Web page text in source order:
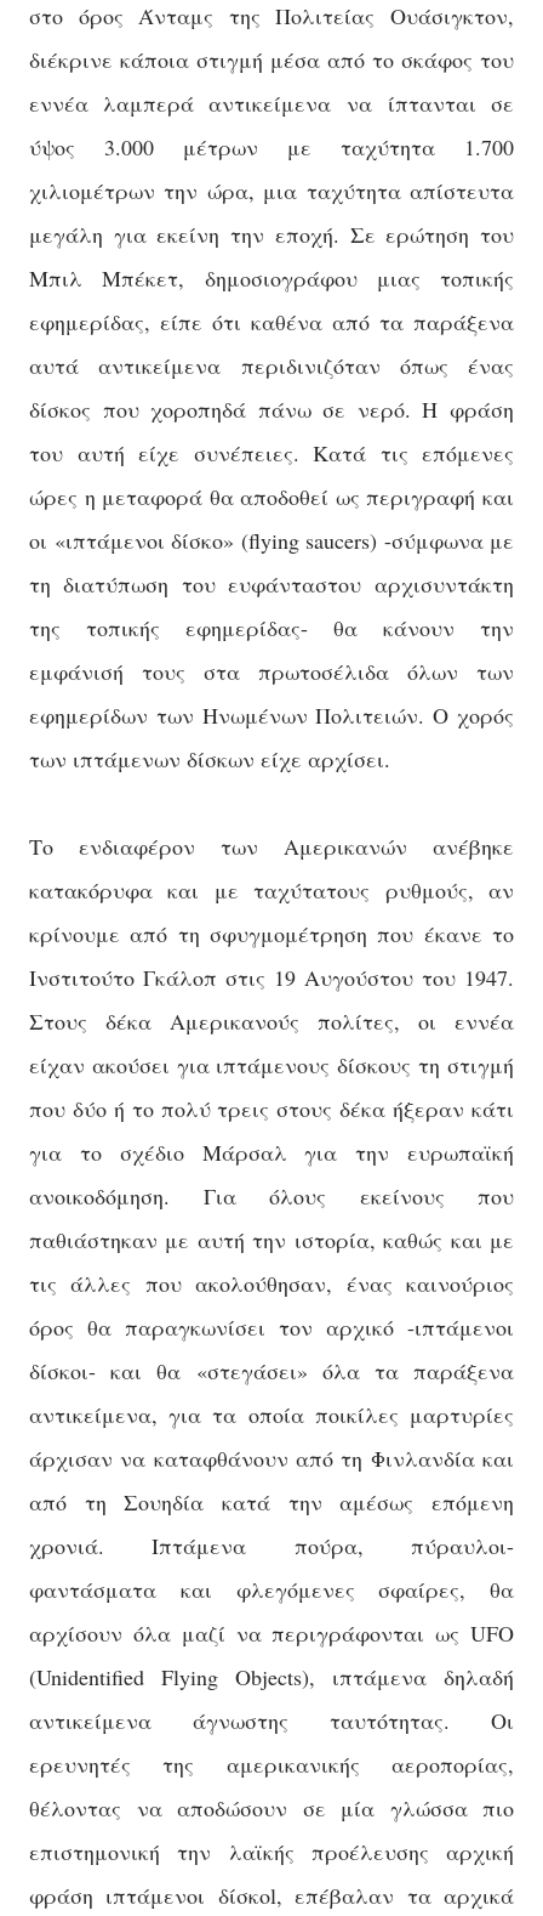
στο όρος Άνταμς της Πολιτείας Ουάσιγκτον,
διέκρινε κάποια στιγμή μέσα από το σκάφος του
εννέα λαμπερά αντικείμενα να ίπτανται σε
ύψος 3.000 μέτρων με ταχύτητα 1.700
χιλιομέτρων την ώρα, μια ταχύτητα απίστευτα
μεγάλη για εκείνη την εποχή. Σε ερώτηση του
Μπιλ Μπέκετ, δημοσιογράφου μιας τοπικής
εφημερίδας, είπε ότι καθένα από τα παράξενα
αυτά αντικείμενα περιδινιζόταν όπως ένας
δίσκος που χοροπηδά πάνω σε νερό. Η φράση
του αυτή είχε συνέπειες. Κατά τις επόμενες
ώρες η μεταφορά θα αποδοθεί ως περιγραφή και
οι «ιπτάμενοι δίσκο» (flying saucers) -σύμφωνα με
τη διατύπωση του ευφάνταστου αρχισυντάκτη
της τοπικής εφημερίδας- θα κάνουν την
εμφάνισή τους στα πρωτοσέλιδα όλων των
εφημερίδων των Ηνωμένων Πολιτειών. Ο χορός
των ιπτάμενων δίσκων είχε αρχίσει.
Το ενδιαφέρον των Αμερικανών ανέβηκε
κατακόρυφα και με ταχύτατους ρυθμούς, αν
κρίνουμε από τη σφυγμομέτρηση που έκανε το
Ινστιτούτο Γκάλοπ στις 19 Αυγούστου του 1947.
Στους δέκα Αμερικανούς πολίτες, οι εννέα
είχαν ακούσει για ιπτάμενους δίσκους τη στιγμή
που δύο ή το πολύ τρεις στους δέκα ήξεραν κάτι
για το σχέδιο Μάρσαλ για την ευρωπαϊκή
ανοικοδόμηση. Για όλους εκείνους που
παθιάστηκαν με αυτή την ιστορία, καθώς και με
τις άλλες που ακολούθησαν, ένας καινούριος
όρος θα παραγκωνίσει τον αρχικό -ιπτάμενοι
δίσκοι- και θα «στεγάσει» όλα τα παράξενα
αντικείμενα, για τα οποία ποικίλες μαρτυρίες
άρχισαν να καταφθάνουν από τη Φινλανδία και
από τη Σουηδία κατά την αμέσως επόμενη
χρονιά. Ιπτάμενα πούρα, πύραυλοι-
φαντάσματα και φλεγόμενες σφαίρες, θα
αρχίσουν όλα μαζί να περιγράφονται ως UFO
(Unidentified Flying Objects), ιπτάμενα δηλαδή
αντικείμενα άγνωστης ταυτότητας. Οι
ερευνητές της αμερικανικής αεροπορίας,
θέλοντας να αποδώσουν σε μία γλώσσα πιο
επιστημονική την λαϊκής προέλευσης αρχική
φράση ιπτάμενοι δίσκοl, επέβαλαν τα αρχικά